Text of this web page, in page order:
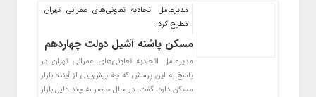
مدیرعامل اتحادیه تعاونی‌های عمرانی تهران
مطرح کرد:
مسکن پاشنه آشیل دولت چهاردهم
مدیرعامل اتحادیه تعاونی‌های عمرانی تهران در
پاسخ به این پرسش که چه پیش‌بینی از آینده بازار
مسکن دارد، گفت: در حال حاضر به چند دلیل بازار